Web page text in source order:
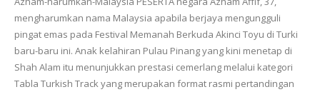
mengharumkan nama Malaysia apabila berjaya mengungguli
pingat emas pada Festival Memanah Berkuda Akinci Toyu di Turki
baru-baru ini. Anak kelahiran Pulau Pinang yang kini menetap di
Shah Alam itu menunjukkan prestasi cemerlang melalui kategori
Tabla Turkish Track yang merupakan format rasmi pertandingan